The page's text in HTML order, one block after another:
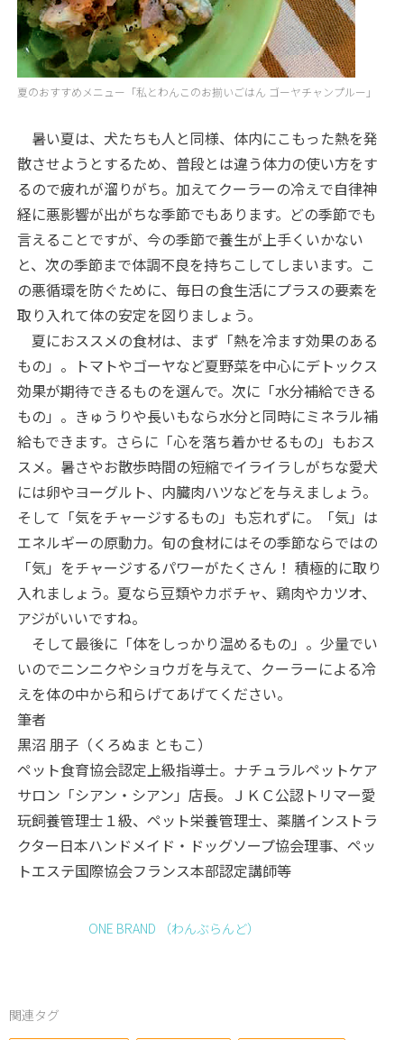
夏のおすすめメニュー「私とわんこのお揃いごはん ゴーヤチャンプルー」
暑い夏は、犬たちも人と同様、体内にこもった熱を発
散させようとするため、普段とは違う体力の使い方をす
るので疲れが溜りがち。加えてクーラーの冷えで自律神
経に悪影響が出がちな季節でもあります。どの季節でも
言えることですが、今の季節で養生が上手くいかない
と、次の季節まで体調不良を持ちこしてしまいます。こ
の悪循環を防ぐために、毎日の食生活にプラスの要素を
取り入れて体の安定を図りましょう。
夏におススメの食材は、まず「熱を冷ます効果のある
もの」。トマトやゴーヤなど夏野菜を中心にデトックス
効果が期待できるものを選んで。次に「水分補給できる
もの」。きゅうりや長いもなら水分と同時にミネラル補
給もできます。さらに「心を落ち着かせるもの」もおス
スメ。暑さやお散歩時間の短縮でイライラしがちな愛犬
には卵やヨーグルト、内臓肉ハツなどを与えましょう。
そして「気をチャージするもの」も忘れずに。「気」は
エネルギーの原動力。旬の食材にはその季節ならではの
「気」をチャージするパワーがたくさん！ 積極的に取り
入れましょう。夏なら豆類やカボチャ、鶏肉やカツオ、
アジがいいですね。
そして最後に「体をしっかり温めるもの」。少量でい
いのでニンニクやショウガを与えて、クーラーによる冷
えを体の中から和らげてあげてください。
筆者
黒沼 朋子（くろぬま ともこ）
ペット食育協会認定上級指導士。ナチュラルペットケア
サロン「シアン・シアン」店長。ＪＫＣ公認トリマー愛
玩飼養管理士１級、ペット栄養管理士、薬膳インストラ
クター日本ハンドメイド・ドッグソープ協会理事、ペッ
トエステ国際協会フランス本部認定講師等
ONE BRAND （わんぶらんど）
関連タグ